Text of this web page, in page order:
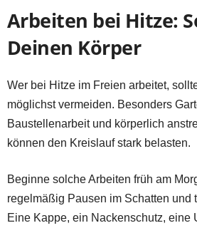
Arbeiten bei Hitze:
Deinen Körper
Wer bei Hitze im Freien arbeitet,
möglichst vermeiden. Besonders
Baustellenarbeit und körperlich
können den Kreislauf stark belasten.
Beginne solche Arbeiten früh am
regelmäßig Pausen im Schatten und
Eine Kappe, ein Nackenschutz, eine